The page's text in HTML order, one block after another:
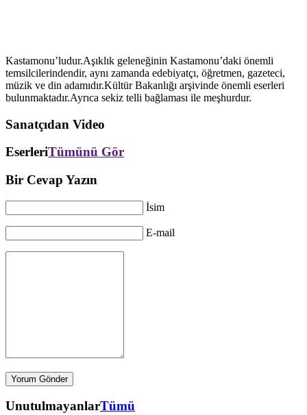
Kastamonu’ludur.Aşıklık geleneğinin Kastamonu’daki önemli
temsilcilerindendir, aynı zamanda edebiyatçı, öğretmen, gazeteci,
müzik ve din adamıdır.Kültür Bakanlığı arşivinde önemli eserleri
bulunmaktadır.Ayrıca sekiz telli bağlaması ile meşhurdur.
Sanatçıdan Video
EserleriTümünü Gör
Bir Cevap Yazın
İsim
E-mail
UnutulmayanlarTümü